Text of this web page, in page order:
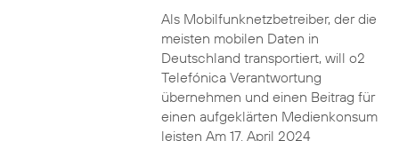
Als Mobilfunknetzbetreiber, der die
meisten mobilen Daten in
Deutschland transportiert, will o2
Telefónica Verantwortung
übernehmen und einen Beitrag für
einen aufgeklärten Medienkonsum
leisten Am 17. April 2024